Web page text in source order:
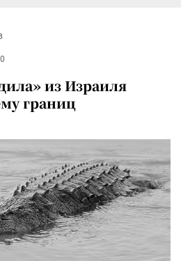
из Израиля
границ